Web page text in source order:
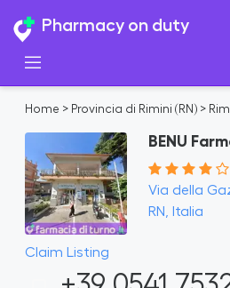
Pharmacy on duty
Home > Provincia di Rimini (RN) >
BENU
Via della
RN, Italia
Claim Listing